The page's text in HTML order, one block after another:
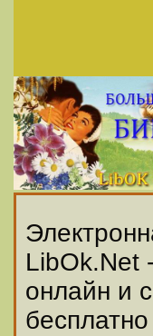
LibOk.Net
онлайн и
бесплатно